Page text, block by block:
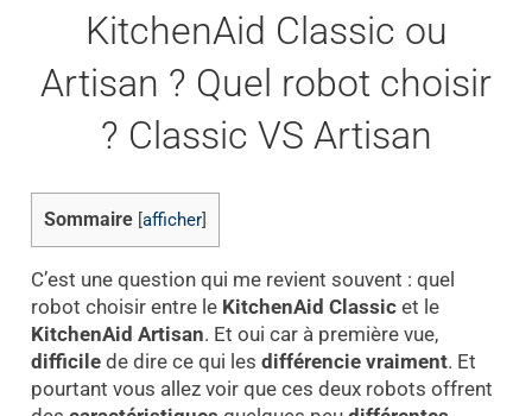
KitchenAid Classic ou
Artisan ? Quel robot choisir
? Classic VS Artisan
Sommaire afficher]
C’est une question qui me revient souvent : quel
robot choisir entre le KitchenAid Classicet le
KitchenAid Artisan. Et oui car à première vue,
difficilede dire ce qui les différencie vraiment. Et
pourtant vous allez voir que ces deux robots offrent